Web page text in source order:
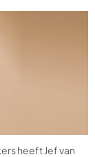
heeft Jef van